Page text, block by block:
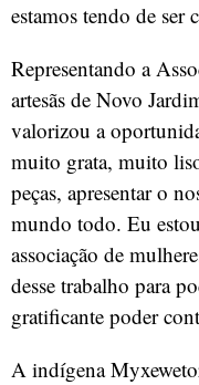
estamos tendo de ser
Representando a
artesãs de Novo
valorizou a
muito grata, muito
peças, apresentar o
mundo todo. Eu
associação de
desse trabalho para
gratificante poder
A indígena